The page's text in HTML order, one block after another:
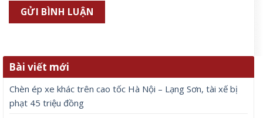
Bài viết mới
Chèn ép xe khác trên cao tốc Hà Nội – Lạng Sơn, tài xế bị
phạt 45 triệu đồng